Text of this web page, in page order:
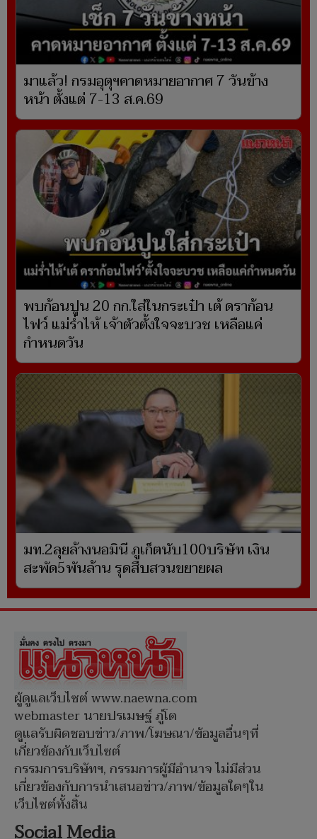
มาแล้ว! กรมอุตุฯคาดหมายอากาศ 7 วันข้าง
หน้า ตั้งแต่ 7-13 ส.ค.69
พบก้อนปูน 20 กก.ใส่ในกระเป๋า เต้ ดราก้อน
ไฟว์ แม่ร่ำไห้ เจ้าตัวตั้งใจจะบวช เหลือแค่
กำหนดวัน
มท.2ลุยล้างนอมินี ภูเก็ตนับ100บริษัท เงิน
สะพัด5พันล้าน รุดสืบสวนขยายผล
ผู้ดูแลเว็บไซต์ www.naewna.com
webmaster นายปรเมษฐ์ ภู่โต
ดูแลรับผิดชอบข่าว/ภาพ/โฆษณา/ข้อมูลอื่นๆที่
เกี่ยวข้องกับเว็บไซต์
กรรมการบริษัทฯ, กรรมการผู้มีอำนาจ ไม่มีส่วน
เกี่ยวข้องกับการนำเสนอข่าว/ภาพ/ข้อมูลใดๆใน
เว็บไซต์ทั้งสิ้น